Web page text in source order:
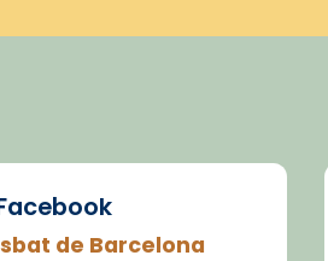
de Barcelona